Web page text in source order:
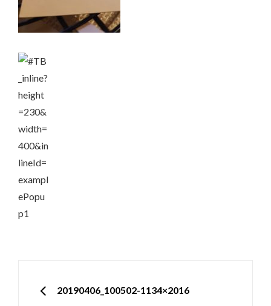
Navigation
PREVIOUS
20190406_100502-1134×2016